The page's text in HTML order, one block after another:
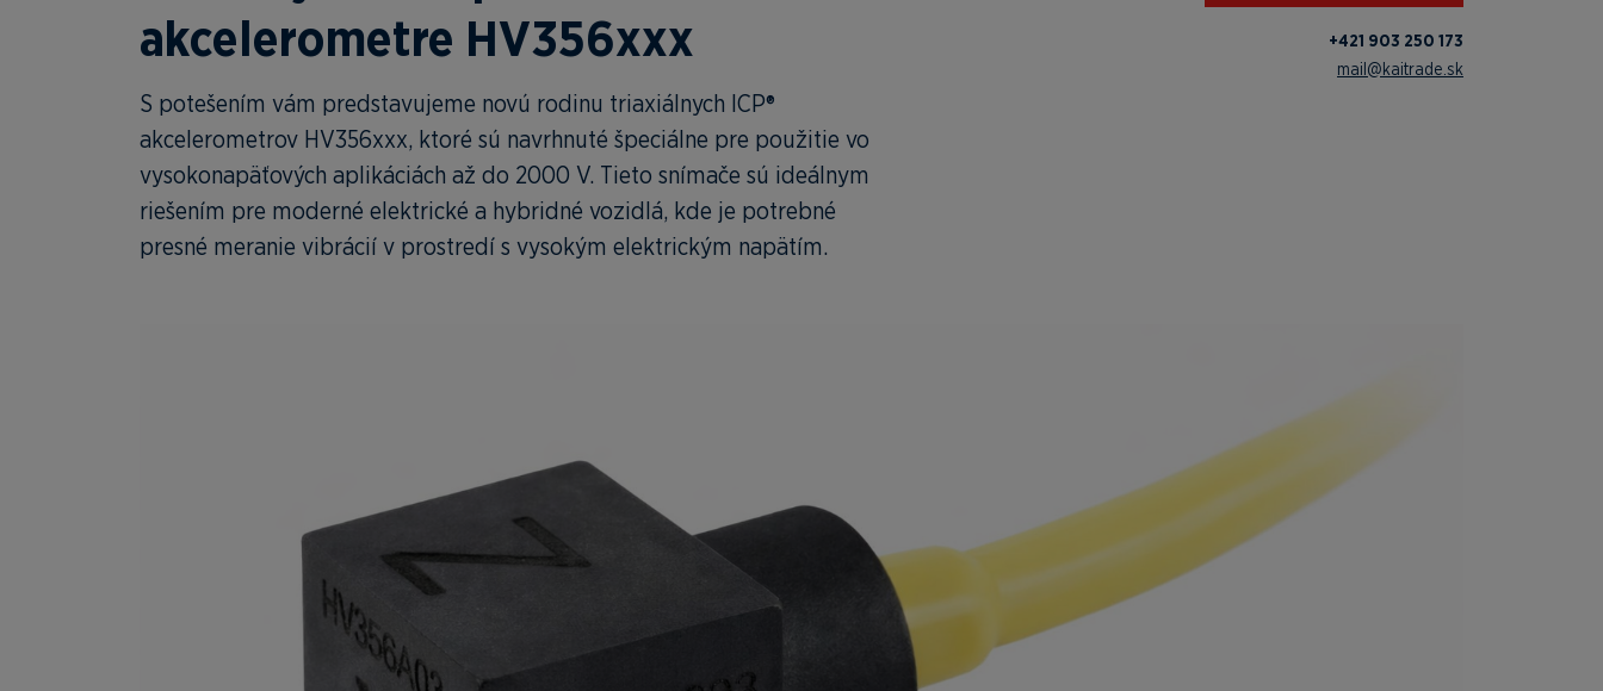
akcelerometre HV356xxx
S potešením vám predstavujeme novú rodinu triaxiálnych ICP®
akcelerometrov HV356xxx, ktoré sú navrhnuté špeciálne pre použitie vo
vysokonapäťových aplikáciách až do 2000 V. Tieto snímače sú ideálnym
riešením pre moderné elektrické a hybridné vozidlá, kde je potrebné
presné meranie vibrácií v prostredí s vysokým elektrickým napätím.
+421 903 250 173
mail@kaitrade.sk